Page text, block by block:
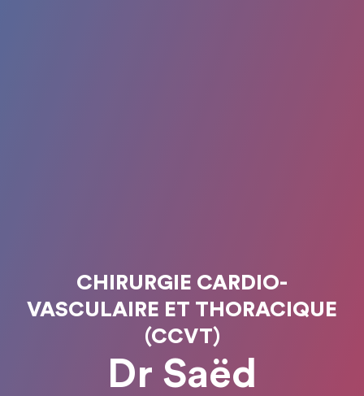
CHIRURGIE CARDIO-
VASCULAIRE ET THORACIQUE
(CCVT)
Dr Saëd